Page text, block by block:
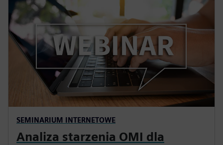
SEMINARIUM INTERNETOWE
Analiza starzenia OMI dla